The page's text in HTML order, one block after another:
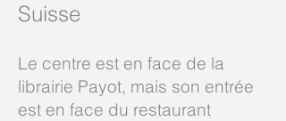
Suisse
Le centre est en face de la
librairie Payot, mais son entrée
est en face du restaurant